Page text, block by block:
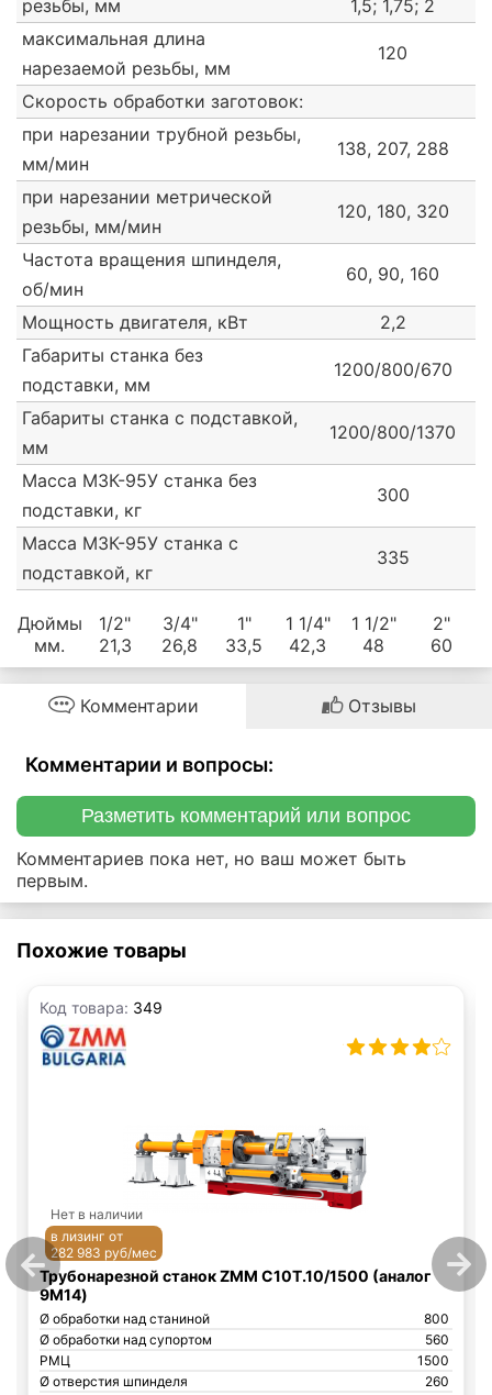
резьбы, мм
1,5; 1,75; 2
максимальная длина
нарезаемой резьбы, мм
120
Скорость обработки заготовок:
при нарезании трубной резьбы,
мм/мин
138, 207, 288
при нарезании метрической
резьбы, мм/мин
120, 180, 320
Частота вращения шпинделя,
об/мин
60, 90, 160
Мощность двигателя, кВт
2,2
Габариты станка без
подставки, мм
1200/800/670
Габариты станка с подставкой,
мм
1200/800/1370
Масса МЗК-95У станка без
подставки, кг
300
Масса МЗК-95У станка с
подставкой, кг
335
Дюймы 1/2" 3/4" 1" 1 1/4" 1 1/2"
2"
мм.
21,3 26,8 33,5 42,3 48 60
Комментарии Отзывы
Комментарии и вопросы:
Разметить комментарий или вопрос
Комментариев пока нет, но ваш может быть
первым.
Похожие товары
Код товара: 349
Нет в наличии
в лизинг от
282 983 руб/мес
Трубонарезной станок ZMM C10T.10/1500 (аналог
9М14)
Ø обработки над станиной
800
Ø обработки над супортом
560
РМЦ
1500
Ø отверстия шпинделя
260